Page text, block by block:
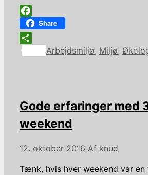
Facebook
Share
Share
Kategorier
Arbejdsmiljø, Miljø,
Gode erfaringer med
weekend
12. oktober 2016 Af knud
Tænk, hvis hver weekend var en